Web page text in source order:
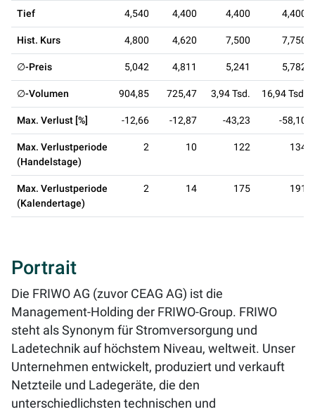
Tief 4,540 4,400 4,400 4,400
Hist. Kurs 4,800 4,620 7,500 7,750
∅-Preis 5,042 4,811 5,241 5,782
∅-Volumen 904,85 725,47 3,94 Tsd. 16,94 Tsd.
Max. Verlust [%] -12,66 -12,87 -43,23 -58,10
Max. Verlustperiode
(Handelstage)
2 10 122 134
Max. Verlustperiode
(Kalendertage)
2 14 175 191
Portrait
Die FRIWO AG (zuvor CEAG AG) ist die
Management-Holding der FRIWO-Group. FRIWO
steht als Synonym für Stromversorgung und
Ladetechnik auf höchstem Niveau, weltweit. Unser
Unternehmen entwickelt, produziert und verkauft
Netzteile und Ladegeräte, die den
unterschiedlichsten technischen und